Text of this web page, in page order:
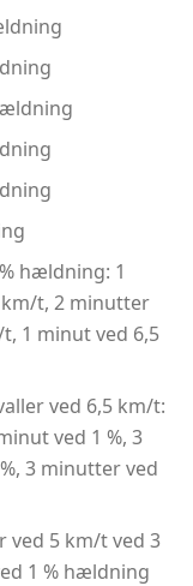
hældning: 1
t, 2 minutter
1 minut ved 6,5
ved 6,5 km/t:
ved 1 %, 3
3 minutter ved
ved 5 km/t ved 3
1 % hældning